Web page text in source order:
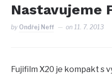
Nastavujeme
by Ondřej Neff on11. 7. 2013
Fujifilm X20 je kompakt s